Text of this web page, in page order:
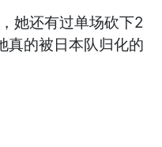
她还有过单场砍下2
的被日本队归化的